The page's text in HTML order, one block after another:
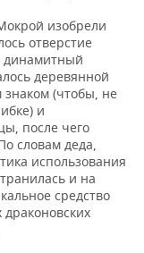
изобрели
отверстие
динамитный
деревянной
(чтобы, не
и
после чего
словам деда,
использования
и на
средство